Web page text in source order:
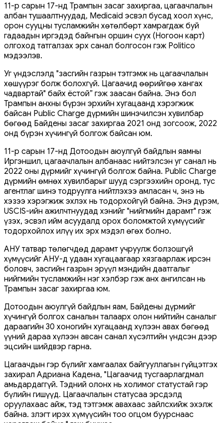
11-р сарын 17-нд Трампын засаг захиргаа, цагаачлалын
албан тушаалтнуудад, Medicaid эсвэл бусад хоол хүнс,
орон сууцны тусламжийн хөтөлбөрт хамрагдаж буй
гадаадын иргэдэд байнгын оршин суух (Ногоон карт)
олгоход татгалзах эрх санал болгосон гэж Politico
мэдээлэв.
Уг үндэслэлд "засгийн газрын тэтгэмж нь цагаачлалын
хөшүүрэг болж болохгүй. Цагаачид өөрийгөө хангах
чадвартай" байх ёстой” гэж заасан байна. Энэ бол
Трампын анхны бүрэн эрхийн хугацаанд хэрэгжиж
байсан Public Charge дүрмийн шинэчилсэн хувилбар
бөгөөд Байдены засаг захиргаа 2021 онд зогсоож, 2022
онд бүрэн хүчингүй болгож байсан юм.
11-р сарын 17-нд Дотоодын аюулгүй байдлын яамны
Иргэншил, цагаачлалын албанаас нийтэлсэн уг санал нь
2022 оны дүрмийг хүчингүй болгож байна. Public Charge
дүрмийн өмнөх хувилбарыг шууд сэргээхийн оронд, тус
агентлаг шинэ тодруулга нийтлэхээ амласан ч, энэ нь
хэзээ хэрэгжиж эхлэх нь тодорхойгүй байна. Энэ дүрэм,
USCIS-ийн ажилчтнуудад хэнийг "нийгмийн дарамт" гэж
үзэх, эсвэл ийм асуудалд орох боломжтой хүмүүсийг
тодорхойлох илүү их эрх мэдэл өгөх болно.
АНУ татвар төлөгчдөд дарамт учруулж болзошгүй
хүмүүсийг АНУ-д удаан хугацаагаар хязгаарлаж ирсэн
боловч, засгийн газрын эрүүл мэндийн даатгалыг
нийгмийн тусламжийн нэг хэлбэр гэж анх ангилсан нь
Трампын засаг захиргаа юм.
Дотоодын аюулгүй байдлын яам, Байдены дүрмийг
хүчингүй болгох саналын талаарх олон нийтийн саналыг
дараагийн 30 хоногийн хугацаанд хүлээн авах бөгөөд
үүний дараа хүлээн авсан санал хүсэлтийн үндсэн дээр
эцсийн шийдвэр гарна.
Цагаачдын гэр бүлийг хамгаалах байгууллагын гүйцэтгэх
захирал Адриана Кадена, "Цагаачид тусгаарлагдмал
амьдардаггүй. Тэдний олонх нь холимог статустай гэр
бүлийн гишүүд. Цагаачлалын статусаа эрсдэлд
оруулахаас айж, тэд тэтгэмж авахаас зайлсхийж эхэлж
байна. Үзлэгт ирэх хүмүүсийн тоо огцом буурснаас